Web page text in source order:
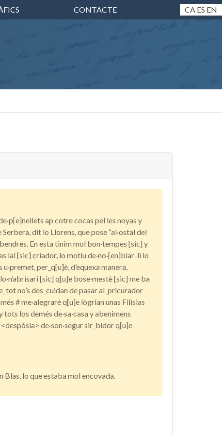
CONTACTE CA ES EN
ap cotre cocas pel les noyas y
dit lo Llorens, que pose “al·ostal del
En esta tinim mol bon·tempes [sic] y
lal [sic] criador, lo motiu de·no·[en]biar-li lo
per_q[u]è, d’equexa manera,
[sic] q[u]e bose·mestè [sic] me ba
no’s des_cuidan de pasar al_pricurador
# me·alegraré q[u]e lògrian unas Filisias
los demés de·sa·casa y abenimens
de·son·segur sir_bidor q[u]e
lo que estaba mol encovada.